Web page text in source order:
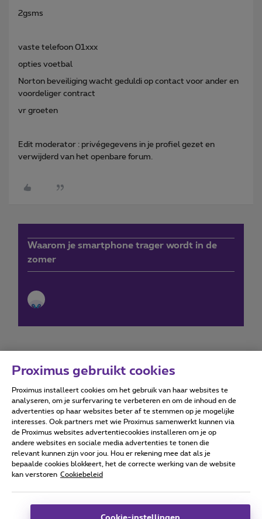
2gsms
vaste telefoon 01xxx
opties voetbal
Norton beveiliging wacht geduldi op contact voor ander en
voordeliger contract
vr groeten
Edit moderator : privégegevens in je profiel gezet en
verwijderd van het openbare forum.
Waarom je smartphone trager wordt in de
zomer
Forumvoorwaarden Accessibility statement
Alle rechten voorbehouden. © Proximus
Algemene voorwaarden, consumenteninfo
Deze website is gecreëerd en wordt beheerd conform het
Proximus gebruikt cookies
Proximus installeert cookies om het gebruik van haar websites te
analyseren, om je surfervaring te verbeteren en om de inhoud en de
advertenties op haar websites beter af te stemmen op je mogelijke
interesses. Ook partners met wie Proximus samenwerkt kunnen via
de Proximus websites advertentiecookies installeren om je op
andere websites en sociale media advertenties te tonen die
relevant kunnen zijn voor jou. Hou er rekening mee dat als je
bepaalde cookies blokkeert, het de correcte werking van de website
kan verstoren Cookiebeleid